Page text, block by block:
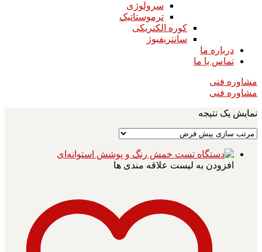
سرولوژی
ترموستاتیک
کوره الکتریکی
سانتریفیوژ
درباره ما
تماس با ما
مشاوره فنی
مشاوره فنی
نمایش یک نتیجه
افزودن به لیست علاقه مندی ها